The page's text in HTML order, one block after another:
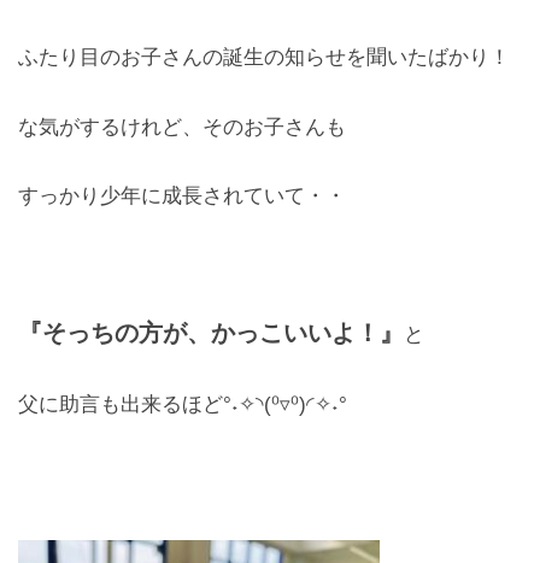
キッズ
サングラス
アクセス
CONTACT
ふたり目のお子さんの誕生の知らせを聞いたばかり！
な気がするけれど、そのお子さんも
すっかり少年に成長されていて・・
『そっちの方が、かっこいいよ！』 と
父に助言も出来るほど°˖✧◝(⁰▿⁰)◜✧˖°